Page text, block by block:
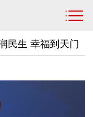
民生 幸福到天门